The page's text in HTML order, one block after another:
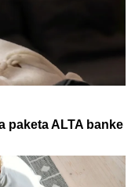
paketa ALTA banke